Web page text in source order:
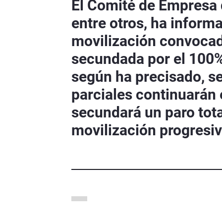
El Comité de
entre otros, ha
movilización
secundada por el
según ha precisado,
parciales continuarán
secundará un paro
movilización